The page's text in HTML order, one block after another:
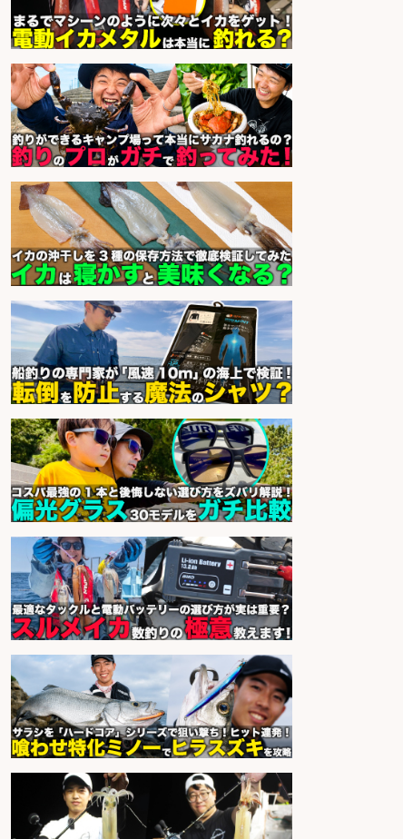
魚の「バイヤー」貴方の目利きでヒ
ットを生む、裁量バイヤー募集
会社名 株式会社コムライン
sponsored by 求人ボックス
未経験歓迎/釣り具メーカーでのル
ート営業/釣りや釣具などの知識必
須/残業なし
会社名 株式会社天龍
sponsored by 求人ボックス
フィッシング用品の「製品開発設
計」
会社名 メガバス株式会社
sponsored by 求人ボックス
釣り具メーカーでの釣り竿の設計開
発業務
会社名 株式会社天龍
sponsored by 求人ボックス
語学力を活かせるフィッシング用品
の「海外営業」/年休125日
会社名 株式会社ジャッカル
sponsored by 求人ボックス
さらに求人情報を見る